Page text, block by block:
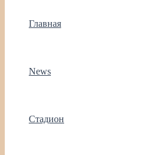
Главная
News
Стадион